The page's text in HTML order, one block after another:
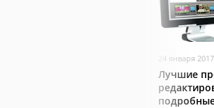
24 января 2017
Лучшие